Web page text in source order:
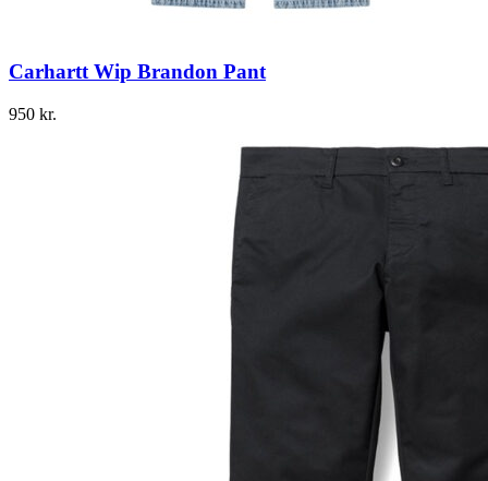
Carhartt Wip Brandon Pant
950 kr.